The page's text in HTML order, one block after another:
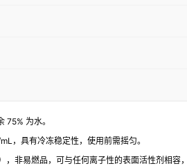
为水。
，具有冷冻稳定性，使用前需摇匀。
非易燃品，可与任何离子性的表面活性剂相